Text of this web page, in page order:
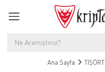
Ana Sayfa TİŞÖRT